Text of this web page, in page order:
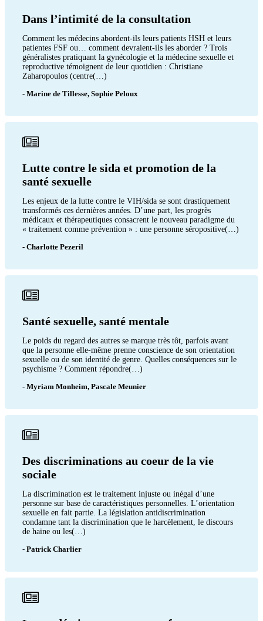
Dans l’intimité de la consultation
Comment les médecins abordent-ils leurs patients HSH et leurs
patientes FSF ou… comment devraient-ils les aborder ? Trois
généralistes pratiquant la gynécologie et la médecine sexuelle et
reproductive témoignent de leur quotidien : Christiane
Zaharopoulos (centre(…)
- Marine de Tillesse, Sophie Peloux
Lutte contre le sida et promotion de la
santé sexuelle
Les enjeux de la lutte contre le VIH/sida se sont drastiquement
transformés ces dernières années. D’une part, les progrès
médicaux et thérapeutiques consacrent le nouveau paradigme du
« traitement comme prévention » : une personne séropositive(…)
- Charlotte Pezeril
Santé sexuelle, santé mentale
Le poids du regard des autres se marque très tôt, parfois avant
que la personne elle-même prenne conscience de son orientation
sexuelle ou de son identité de genre. Quelles conséquences sur le
psychisme ? Comment répondre(…)
- Myriam Monheim, Pascale Meunier
Des discriminations au coeur de la vie
sociale
La discrimination est le traitement injuste ou inégal d’une
personne sur base de caractéristiques personnelles. L’orientation
sexuelle en fait partie. La législation antidiscrimination
condamne tant la discrimination que le harcèlement, le discours
de haine ou les(…)
- Patrick Charlier